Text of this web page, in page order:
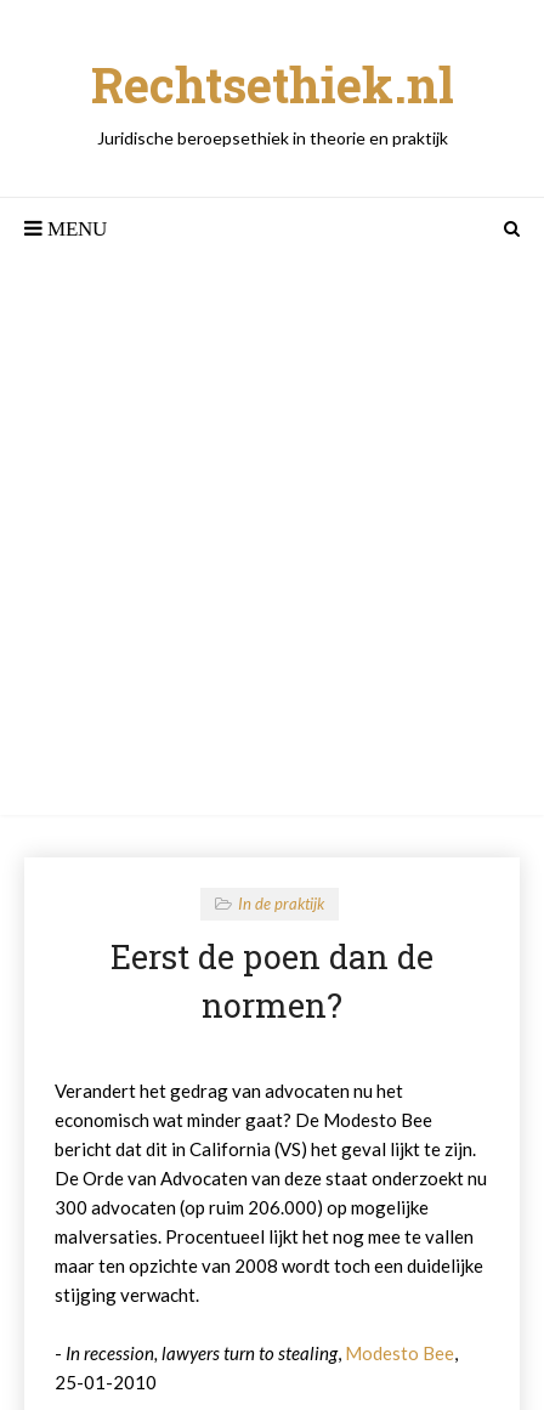
Rechtsethiek.nl
Juridische beroepsethiek in theorie en praktijk
In de praktijk
Eerst de poen dan de
normen?
Verandert het gedrag van advocaten nu het
economisch wat minder gaat? De Modesto Bee
bericht dat dit in California (VS) het geval lijkt te zijn.
De Orde van Advocaten van deze staat onderzoekt nu
300 advocaten (op ruim 206.000) op mogelijke
malversaties. Procentueel lijkt het nog mee te vallen
maar ten opzichte van 2008 wordt toch een duidelijke
stijging verwacht.
- In recession, lawyers turn to stealing, Modesto Bee,
25-01-2010